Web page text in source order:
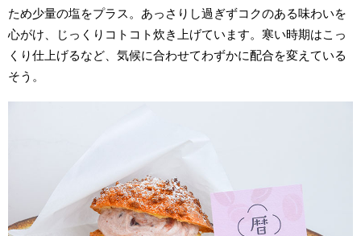
ため少量の塩をプラス。あっさりし過ぎずコクのある味わいを
心がけ、じっくりコトコト炊き上げています。寒い時期はこっ
くり仕上げるなど、気候に合わせてわずかに配合を変えている
そう。